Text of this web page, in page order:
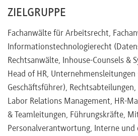
Zeiterfassungs- und
Beschäftigtendatenschutz und
Mitbestimmungsrechte des
Betriebsvereinbarung als
Legitimationsgrundlage nach der
Grenzen der Regelungsbefugnis
ZIELGRUPPE
Fachanwälte für Arbeitsrecht,
Informationstechnologierecht
Rechtsanwälte, Inhouse-Counsels &
Head of HR, Unternehmensleitungen
Geschäftsführer),
Labor Relations Management, HR-
& Teamleitungen, Führungskräfte,
Personalverantwortung, Interne und